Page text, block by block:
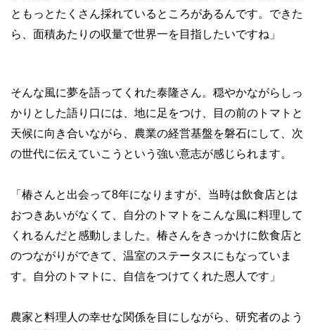
ともっとたくさん採れているところがあるんです。できた
ら、面積あたりの収量で世界一を目指したいですね」
そんな風に夢を語ってくれた泰隆さん。穏やかながらしっ
かりとした語り口には、地に足をつけ、目の前のトマトと
天候に向き合いながら、農業の経営基盤を磐石にして、次
の世代に伝えていこうという強い意志が感じられます。
「椿さんと出会って8年になりますが、当時は飲食店とは
おつきあいがなくて、自分のトマトをこんな風に料理して
くれるんだと感動しました。椿さんをきっかけに飲食店と
のつながりができて、温室のステータスにもなっていま
す。自分のトマトに、自信をつけてくれた恩人です」
農家と料理人の幸せな関係を目にしながら、研究者のよう